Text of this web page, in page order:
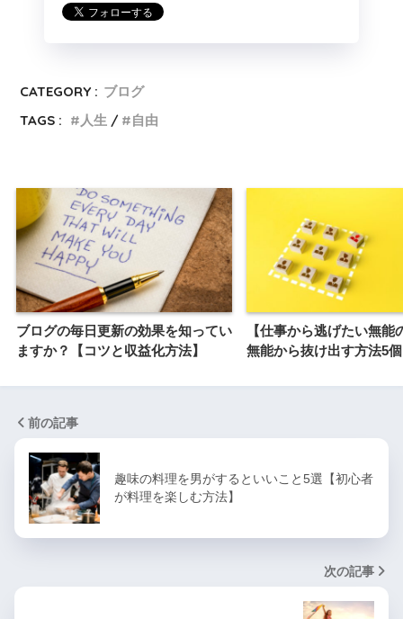
CATEGORY : ブログ
TAGS :
人生 自由
ブログの毎日更新の効果を知ってい
ますか？【コツと収益化方法】
【仕事から逃げたい無能
無能から抜け出す方法5個
前の記事
趣味の料理を男がするといいこと5選【初心者
が料理を楽しむ方法】
次の記事